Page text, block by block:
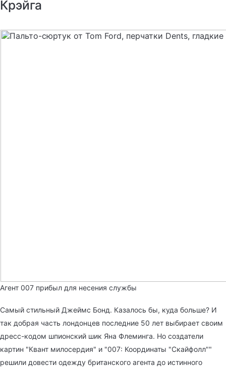
Крэйга
Агент 007 прибыл для несения службы
Самый стильный Джеймс Бонд. Казалось бы, куда больше? И
так добрая часть лондонцев последние 50 лет выбирает своим
дресс-кодом шпионский шик Яна Флеминга. Но создатели
картин "Квант милосердия" и "007: Координаты "Скайфолл""
решили довести одежду британского агента до истинного